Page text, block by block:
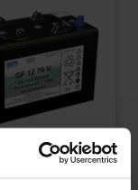
Gel 12V 83Ah